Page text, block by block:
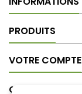
PRODUITS
VOTRE COMPTE
CONTACT